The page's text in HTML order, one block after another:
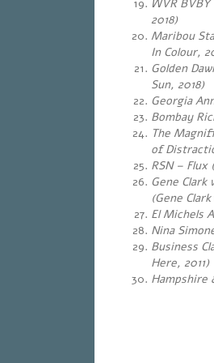
WVR
2018)
Maribou
In Colour,
Golden
Sun, 2018)
Georgia
Bombay
The
of
RSN – Flux
Gene
(Gene
El Michels
Nina
Business
Here, 2011)
Hampshire